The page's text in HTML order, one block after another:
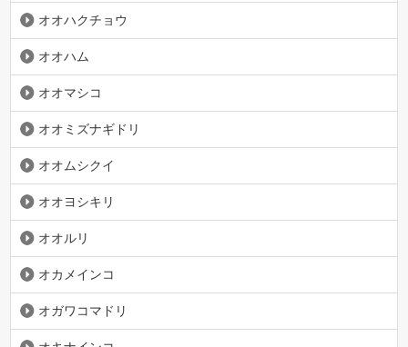
オオハクチョウ
オオハム
オオマシコ
オオミズナギドリ
オオムシクイ
オオヨシキリ
オオルリ
オカメインコ
オガワコマドリ